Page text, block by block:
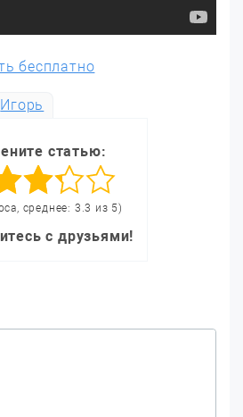
бесплатно
Игорь
статью:
среднее: 3.3 из 5)
с друзьями!